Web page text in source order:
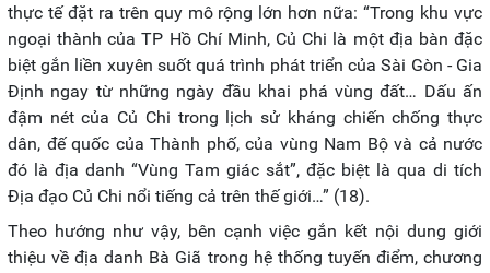
thực tế đặt ra trên quy mô rộng lớn hơn nữa: “Trong khu vực
ngoại thành của TP Hồ Chí Minh, Củ Chi là một địa bàn đặc
biệt gắn liền xuyên suốt quá trình phát triển của Sài Gòn - Gia
Định ngay từ những ngày đầu khai phá vùng đất… Dấu ấn
đậm nét của Củ Chi trong lịch sử kháng chiến chống thực
dân, đế quốc của Thành phố, của vùng Nam Bộ và cả nước
đó là địa danh “Vùng Tam giác sắt”, đặc biệt là qua di tích
Địa đạo Củ Chi nổi tiếng cả trên thế giới…” (18).
Theo hướng như vậy, bên cạnh việc gắn kết nội dung giới
thiệu về địa danh Bà Giã trong hệ thống tuyến điểm, chương